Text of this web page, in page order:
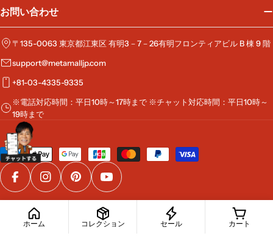
お問い合わせ
〒135-0063 東京都江東区 有明3－7－26有明フロンティアビル B 棟 9 階
support@metamalljp.com
+81-03-4335-9335
※電話対応時間：平日10時～17時まで ※チャット対応時間：平日10時～
19時まで
お
支
払
い
方
FacebookInstagramPinterest YouTube
© 2026MetaMall
ホーム コレクション セール カート